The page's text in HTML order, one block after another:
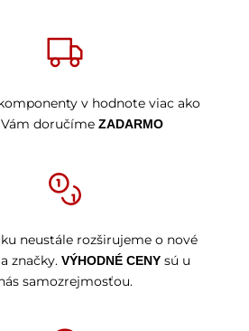
v hodnote viac ako
doručíme ZADARMO
neustále rozširujeme o nové
značky. VÝHODNÉ CENYsú u
samozrejmosťou.